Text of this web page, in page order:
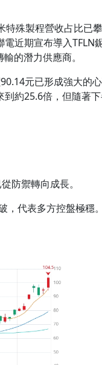
殊製程營收占比已
近期宣布導入
的潛力供應商。
元已形成強大的
約25.6倍，但隨著
防禦轉向成長。
代表多方控盤極穩